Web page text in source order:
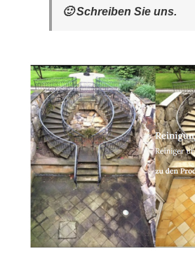
🙂 Schreiben Sie uns.